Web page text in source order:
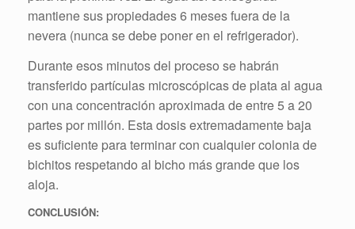
mantiene sus propiedades 6 meses fuera de la
nevera (nunca se debe poner en el refrigerador).
Durante esos minutos del proceso se habrán
transferido partículas microscópicas de plata al agua
con una concentración aproximada de entre 5 a 20
partes por millón. Esta dosis extremadamente baja
es suficiente para terminar con cualquier colonia de
bichitos respetando al bicho más grande que los
aloja.
CONCLUSIÓN: